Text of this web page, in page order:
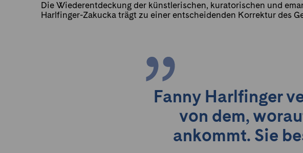
Die Wiederentdeckung der künstlerischen, kuratorischen und
Harlfinger-Zakucka trägt zu einer entscheidenden Korrektur des
Fanny Harlfinger
von dem,
ankommt. Sie